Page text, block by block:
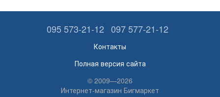
095 573-21-12 097 577-21-12
Контакты
Полная версия сайта
© 2009—2026
Интернет-магазин Бигмаркет